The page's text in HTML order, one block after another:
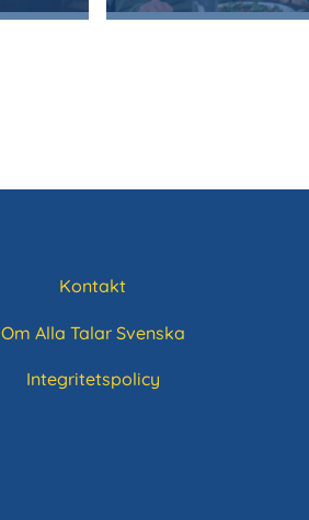
Kontakt
Om Alla Talar Svenska
Integritetspolicy